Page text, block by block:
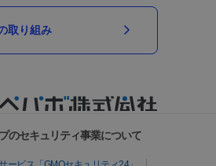
取り組み
のセキュリティ事業について